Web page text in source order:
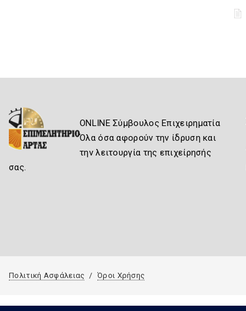
ONLINE Σύμβουλος Επιχειρηματία
Όλα όσα αφορούν την ίδρυση και
την λειτουργία της επιχείρησής
σας.
Πολιτική Ασφάλειας Όροι Χρήσης